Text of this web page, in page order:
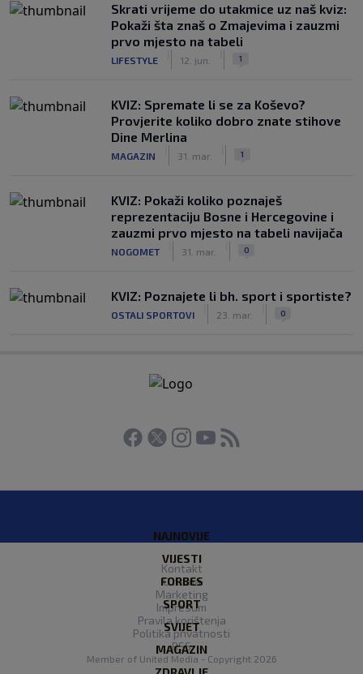
Skrati vrijeme do utakmice uz naš kviz:
Pokaži šta znaš o Zmajevima i zauzmi
prvo mjesto na tabeli
LIFESTYLE 12. jun. 1
KVIZ: Spremate li se za Koševo?
Provjerite koliko dobro znate stihove
Dine Merlina
MAGAZIN 31. mar. 1
KVIZ: Pokaži koliko poznaješ
reprezentaciju Bosne i Hercegovine i
zauzmi prvo mjesto na tabeli navijača
NOGOMET 31. mar. 0
KVIZ: Poznajete li bh. sport i sportiste?
OSTALI SPORTOVI 23. mar. 0
NAJNOVIJE
VIJESTI
FORBES
SPORT
SVIJET
MAGAZIN
Kontakt
O nama
Marketing
Impresum
Pravila korištenja
Politika privatnosti
RSS
Member of United Media - Copyright 2026